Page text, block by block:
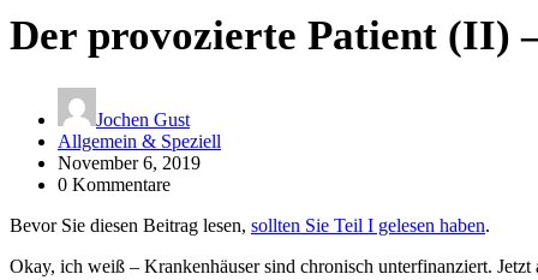
Der provozierte Patient (II)
Jochen Gust
Allgemein & Speziell
November 6, 2019
0 Kommentare
Bevor Sie diesen Beitrag lesen, sollten Sie Teil I gelesen haben.
Okay, ich weiß – Krankenhäuser sind chronisch unterfinanziert.